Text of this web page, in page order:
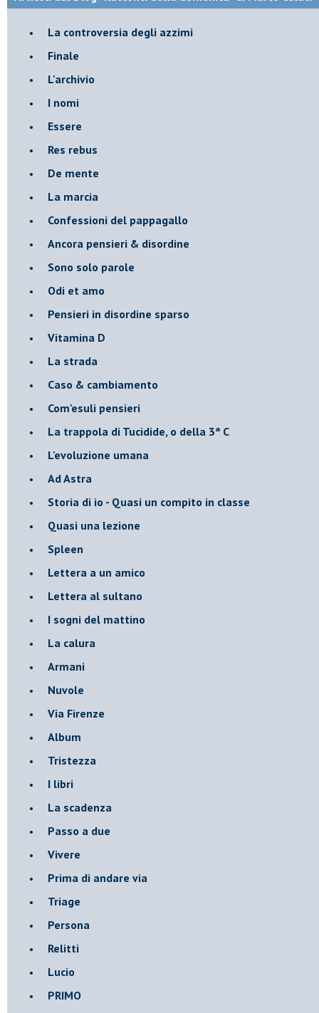
La controversia degli azzimi
Finale
L'archivio
I nomi
Essere
Res rebus
De mente
La marcia
Confessioni del pappagallo
Ancora pensieri & disordine
Sono solo parole
Odi et amo
Pensieri in disordine sparso
Vitamina D
La strada
Caso & cambiamento
Com'esuli pensieri
La trappola di Tucidide, o della 3ª C
L'evoluzione umana
Ad Astra
Storia di io - Quasi un compito in classe
Quasi una lezione
Spleen
Lettera a un amico
Lettera al sultano
I sogni del mattino
La calura
Armani
Nuvole
Via Firenze
Album
Tristezza
I libri
La scadenza
Passo a due
Vivere
Prima di andare via
Triage
Persona
Relitti
Lucio
PRIMO